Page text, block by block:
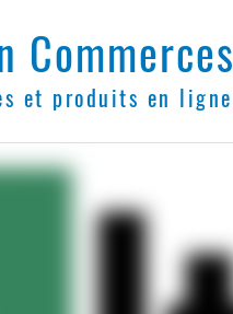
Commerces
et produits en ligne